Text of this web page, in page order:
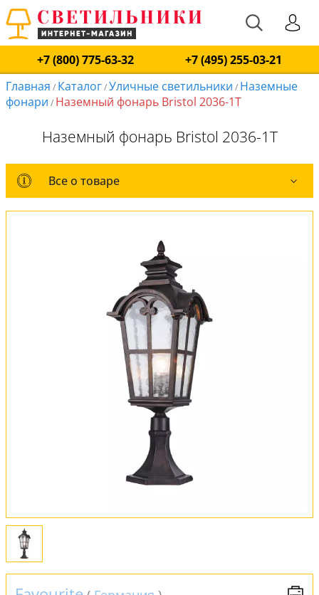
+7 (800) 775-63-32
+7 (495) 255-03-21
Главная / Каталог/Уличные светильники / Наземные
фонари / Наземный фонарь Bristol 2036-1T
Наземный фонарь Bristol 2036-1T
Все о товаре
Все о товаре
Комплект лампочек
Оплата и доставка
Обмен и возврат